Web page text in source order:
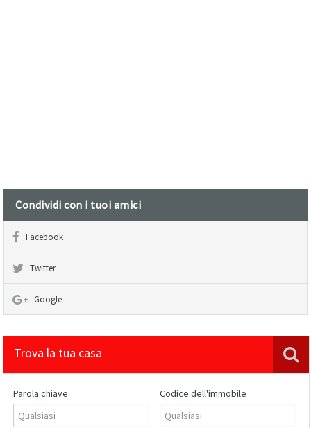
Condividi con i tuoi amici
Facebook
Twitter
Google
Trova la tua casa
Parola chiave Codice dell'immobile